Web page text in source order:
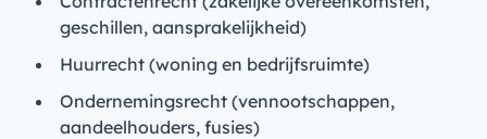
geschillen, aansprakelijkheid)
Huurrecht (woning en bedrijfsruimte)
Ondernemingsrecht (vennootschappen,
aandeelhouders, fusies)